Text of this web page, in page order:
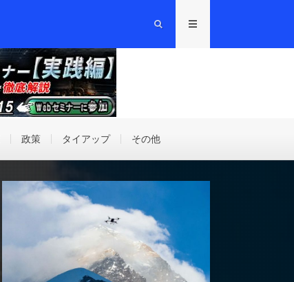
政策 タイアップ その他